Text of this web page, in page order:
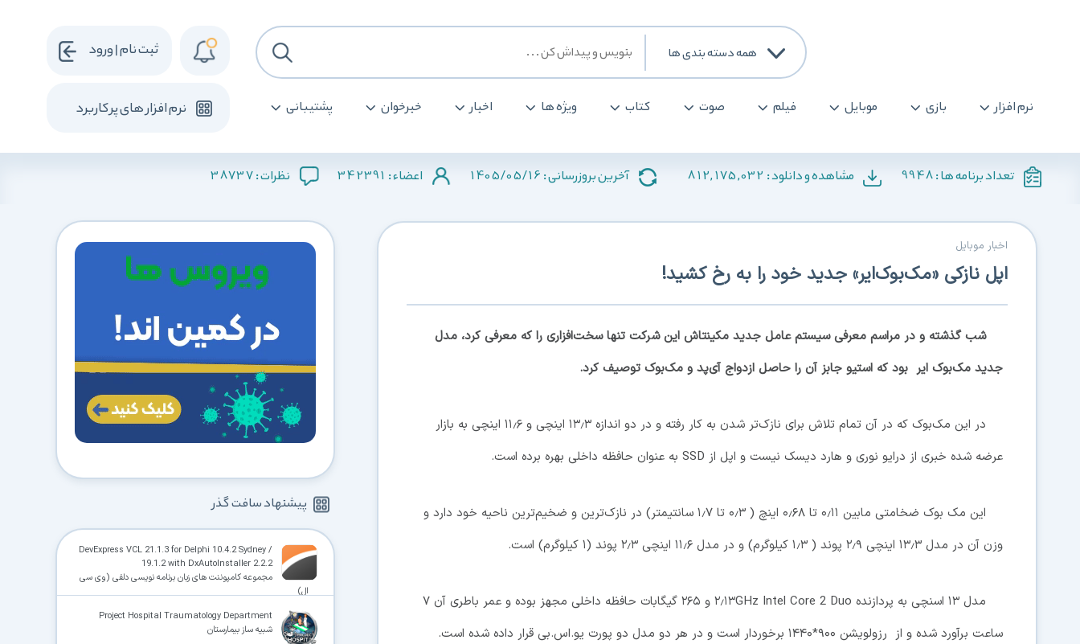
همه دسته بندی ها
نرم افزار بازی موبایل فیلم صوت کتاب ویژه ها اخبار خبرخوان پشتیبانی نرم افزار های پرکاربرد
ثبت نام | ورود
تعداد برنامه ها :9948 مشاهده و دانلود : 812,175,032 آخرین بروزرسانی : 1405/05/16 اعضاء : 342391 نظرات :38737
اخبار موبایل
اپل نازکی «مک‌بوک‌ایر» جدید خود را به رخ کشید!
شب گذشته و در مراسم معرفی سیستم عامل جدید مکینتاش این شرکت تنها سخت‌افزاری را که معرفی کرد، مدل
جدید مک‌بوک ایر بود که استیو جابز آن را حاصل ازدواج آی‌پد و مک‌بوک توصیف کرد.
در این مک‌بوک که در آن تمام تلاش برای نازک‌تر شدن به کار رفته و در دو اندازه ۱۳٫۳ اینچی و ۱۱٫۶ اینچی به بازار
عرضه شده خبری از درایو نوری و هارد دیسک نیست و اپل از SSD به عنوان حافظه داخلی بهره برده است.
این مک بوک ضخامتی مابین ۰٫۱۱ تا ۰٫۶۸ اینچ ( ۰٫۳ تا ۱٫۷ سانتیمتر) در نازک‌ترین و ضخیم‌ترین ناحیه خود دارد و
وزن آن در مدل ۱۳٫۳ اینچی ۲٫۹ پوند ( ۱٫۳ کیلوگرم) و در مدل ۱۱٫۶ اینچی ۲٫۳ پوند (۱ کیلوگرم) است.
مدل ۱۳ اسنچی به پردازنده ۲٫۱۳GHz Intel Core 2 Duo و ۲۶۵ گیگابات حافظه داخلی مجهز بوده و عمر باطری آن ۷
ساعت برآورد شده و از رزولویشن ۹۰۰*۱۴۴۰ برخوردار است و در هر دو مدل دو پورت یو.اس.بی قرار داده شده است.
پیشنهاد سافت گذر
DevExpress VCL 21.1.3 for Delphi 10.4.2 Sydney /
19.1.2 with DxAutoInstaller 2.2.2
مجموعه کامپوننت های زبان برنامه نویسی دلفی (وی سی
ال)
Project Hospital Traumatology Department
شبیه ساز بیمارستان